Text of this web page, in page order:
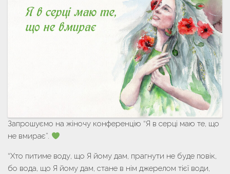
Запрошуємо на жіночу конференцію “Я в серці маю те, що
не вмирає”.
“Хто питиме воду, що Я йому дам, прагнути не буде повік,
бо вода, що Я йому дам, стане в нім джерелом тієї води,